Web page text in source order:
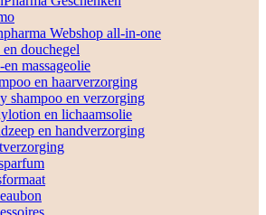
Webshop all-in-one
douchegel
en massageolie
en haarverzorging
shampoo en verzorging
en lichaamsolie
en handverzorging